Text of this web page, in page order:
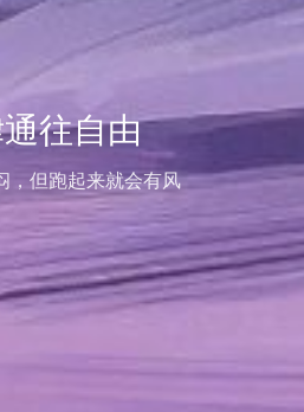
往自由
，但跑起来就会有风